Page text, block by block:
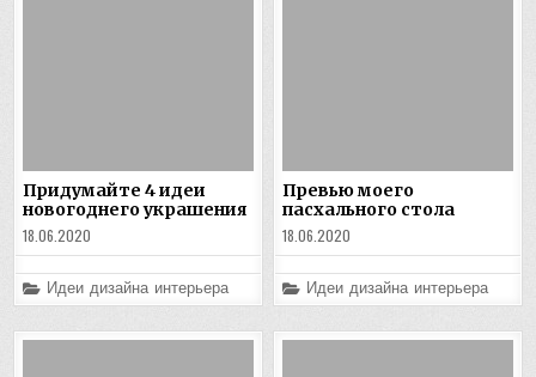
Придумайте 4 идеи
новогоднего украшения
18.06.2020
Posted
in
Идеи дизайна интерьера
Превью моего
пасхального стола
18.06.2020
Posted
in
Идеи дизайна интерьера